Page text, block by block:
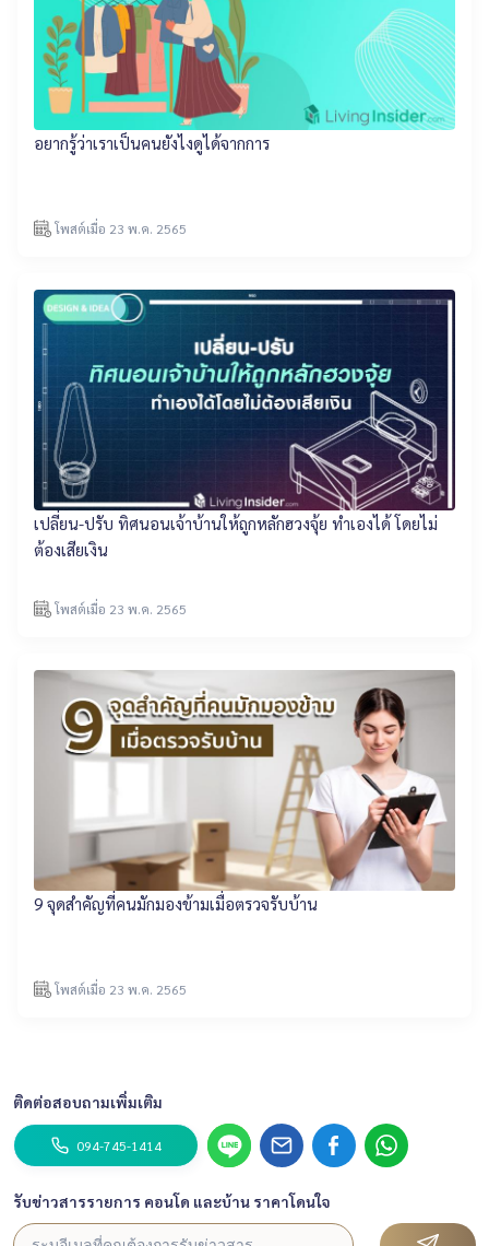
อยากรู้ว่าเราเป็นคนยังไงดูได้จากการ
โพสต์เมื่อ 23 พ.ค. 2565
เปลี่ยน-ปรับ ทิศนอนเจ้าบ้านให้ถูกหลักฮวงจุ้ย ทำเองได้ โดยไม่
ต้องเสียเงิน
โพสต์เมื่อ 23 พ.ค. 2565
9 จุดสำคัญที่คนมักมองข้ามเมื่อตรวจรับบ้าน
โพสต์เมื่อ 23 พ.ค. 2565
ติดต่อสอบถามเพิ่มเติม
094-745-1414
รับข่าวสารรายการ คอนโด และบ้าน ราคาโดนใจ